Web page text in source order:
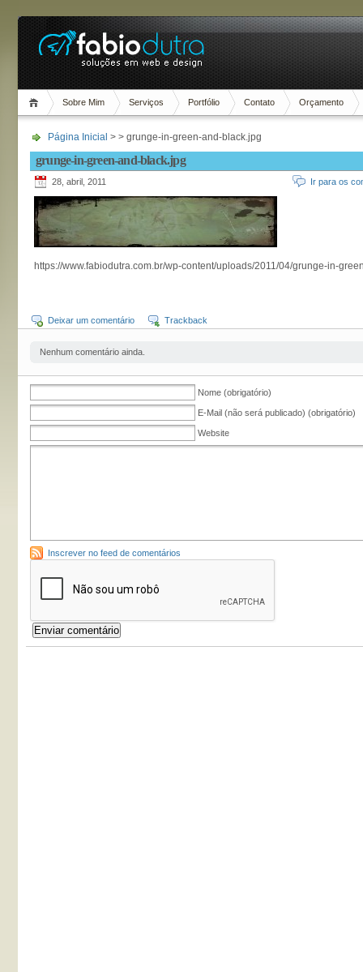
Sobre Mim Serviços Portfólio Contato Orçamento
Página Inicial > > grunge-in-green-and-black.jpg
grunge-in-green-and-black.jpg
28, abril, 2011 Ir para os
https://www.fabiodutra.com.br/wp-content/uploads/2011/04/grunge-in-
Deixar um comentário Trackback
Nenhum comentário ainda.
Nome (obrigatório)
E-Mail (não será publicado) (obrigatório)
Website
Inscrever no feed de comentários